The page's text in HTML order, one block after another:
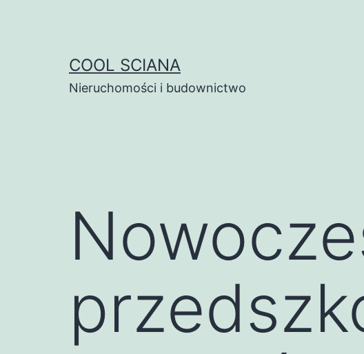
COOL SCIANA
Nieruchomości i budownictwo